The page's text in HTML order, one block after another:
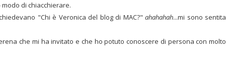
modo di chiacchierare.
"Chi è Veronica del blog di MAC?"ahahahah...mi sono sentita
che mi ha invitato e che ho potuto conoscere di persona con molto